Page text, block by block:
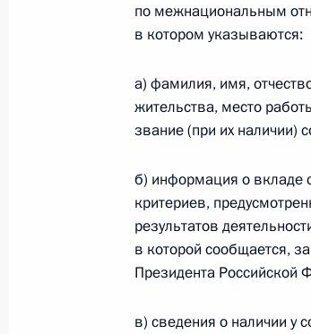
6 июня 2019 года,
реализации
6 июня 2019 года, 19:30
Российско-
6 июня 2019 года, 12:00
5 июня 2019 года,
по межнациональным
в котором указываются:
а) фамилия, имя,
жительства, место
звание (при их наличии)
б) информация о вкладе
критериев,
результатов
в которой сообщается,
Президента Российской
в) сведения о наличии у